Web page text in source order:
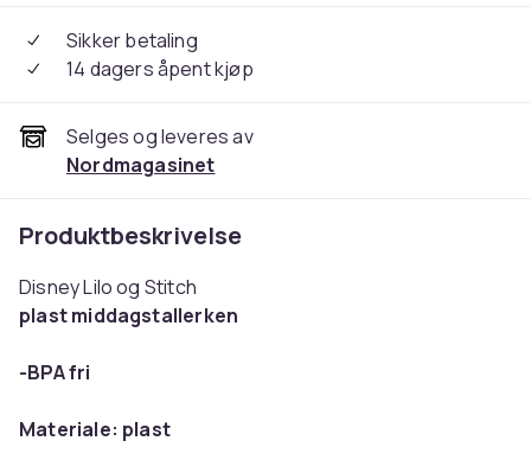
Sikker betaling
14 dagers åpent kjøp
Selges og leveres av
Nordmagasinet
Produktbeskrivelse
Disney Lilo og Stitch
plast middagstallerken
-BPA fri
Materiale: plast